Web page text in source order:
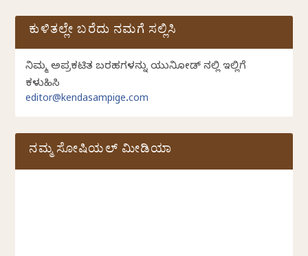
ಕುಳಿತಲ್ಲೇ ಬರೆದು ನಮಗೆ ಸಲ್ಲಿಸಿ
ನಿಮ್ಮ ಅಪ್ರಕಟಿತ ಬರಹಗಳನ್ನು ಯುನಿಕೋಡ್ ನಲ್ಲಿ ಇಲ್ಲಿಗೆ
ಕಳುಹಿಸಿ
editor@kendasampige.com
ನಮ್ಮ ಸೋಷಿಯಲ್‌ ಮೀಡಿಯಾ